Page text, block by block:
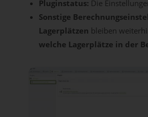
Pluginstatus: Die
Sonstige
Lagerplätzen bleiben
welche Lagerplätze in der